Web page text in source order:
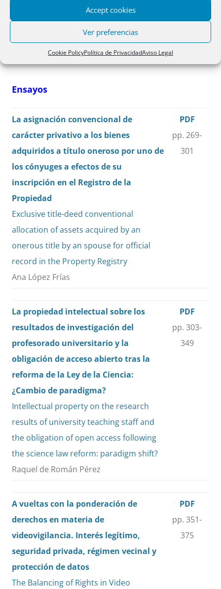
Accept cookies
Ver preferencias
Cookie PolicyPolítica de PrivacidadAviso Legal
with disabilities
Pilar María Estellés Peralta
Ensayos
La asignación convencional de
carácter privativo a los bienes
adquiridos a título oneroso por uno de
los cónyuges a efectos de su
inscripción en el Registro de la
Propiedad
Exclusive title-deed conventional
allocation of assets acquired by an
onerous title by an spouse for official
record in the Property Registry
Ana López Frías
PDF
pp. 269-
301
La propiedad intelectual sobre los
resultados de investigación del
profesorado universitario y la
obligación de acceso abierto tras la
reforma de la Ley de la Ciencia:
¿Cambio de paradigma?
Intellectual property on the research
results of university teaching staff and
the obligation of open access following
the science law reform: paradigm shift?
Raquel de Román Pérez
PDF
pp. 303-
349
A vueltas con la ponderación de
derechos en materia de
videovigilancia. Interés legítimo,
seguridad privada, régimen vecinal y
protección de datos
The Balancing of Rights in Video
PDF
pp. 351-
375